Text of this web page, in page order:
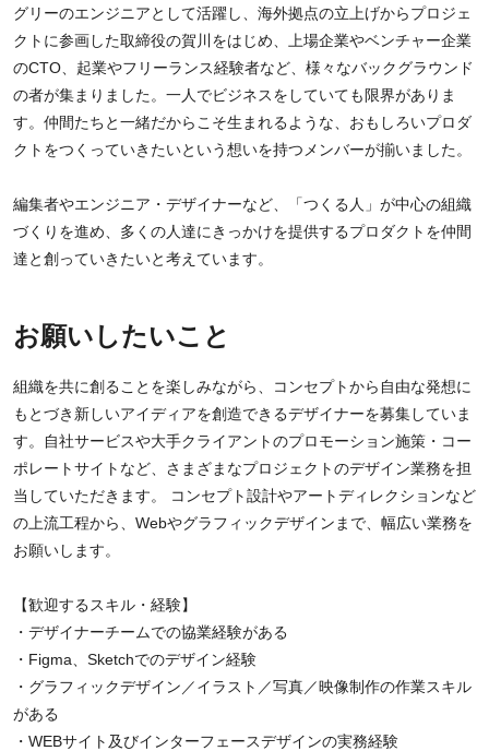
グリーのエンジニアとして活躍し、海外拠点の立上げからプロジェ
クトに参画した取締役の賀川をはじめ、上場企業やベンチャー企業
のCTO、起業やフリーランス経験者など、様々なバックグラウンド
の者が集まりました。一人でビジネスをしていても限界がありま
す。仲間たちと一緒だからこそ生まれるような、おもしろいプロダ
クトをつくっていきたいという想いを持つメンバーが揃いました。
編集者やエンジニア・デザイナーなど、「つくる人」が中心の組織
づくりを進め、多くの人達にきっかけを提供するプロダクトを仲間
達と創っていきたいと考えています。
お願いしたいこと
組織を共に創ることを楽しみながら、コンセプトから自由な発想に
もとづき新しいアイディアを創造できるデザイナーを募集していま
す。自社サービスや大手クライアントのプロモーション施策・コー
ポレートサイトなど、さまざまなプロジェクトのデザイン業務を担
当していただきます。 コンセプト設計やアートディレクションなど
の上流工程から、Webやグラフィックデザインまで、幅広い業務を
お願いします。
【歓迎するスキル・経験】
・デザイナーチームでの協業経験がある
・Figma、Sketchでのデザイン経験
・グラフィックデザイン／イラスト／写真／映像制作の作業スキル
がある
・WEBサイト及びインターフェースデザインの実務経験